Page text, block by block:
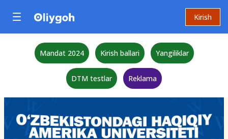
Kirish
Mandat 2024 Kirish ballari Yangiliklar
DTM testlar Reklama